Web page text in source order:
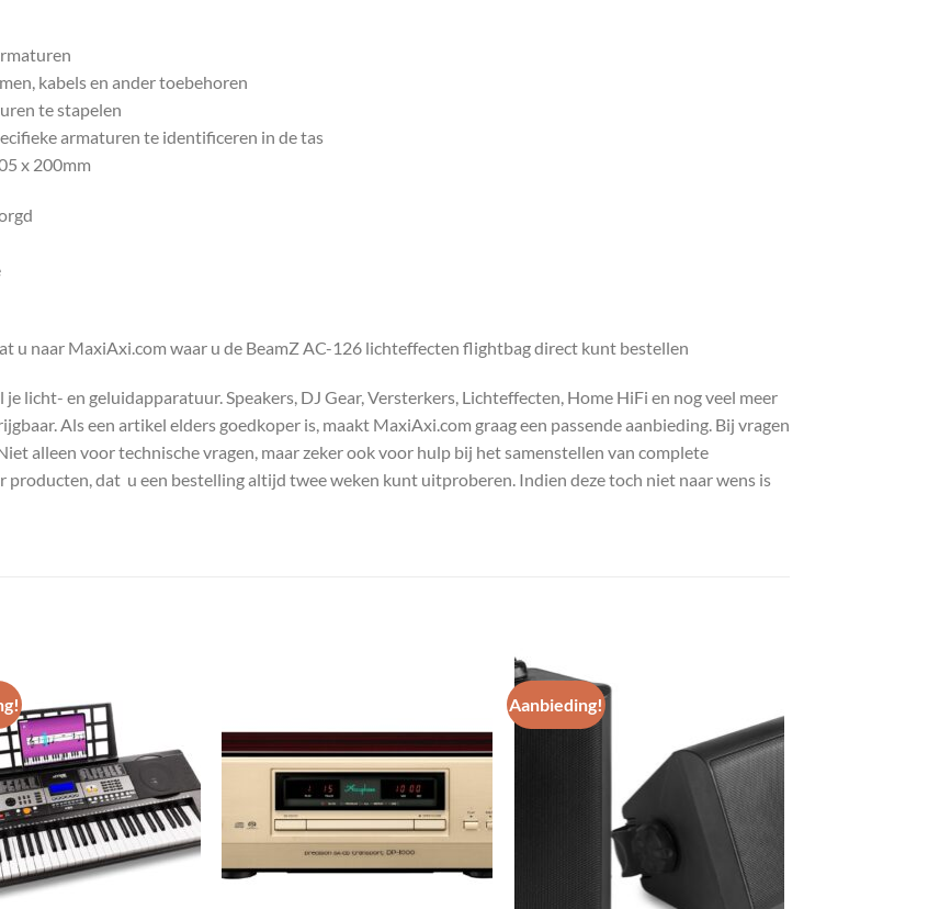
kabels en ander toebehoren
te stapelen
armaturen te identificeren in de tas
x 200mm
u naar MaxiAxi.com waar u de BeamZ AC-126 lichteffecten flightbag direct kunt bestellen
licht- en geluidapparatuur. Speakers, DJ Gear, Versterkers, Lichteffecten, Home HiFi en nog veel meer
Als een artikel elders goedkoper is, maakt MaxiAxi.com graag een passende aanbieding. Bij vragen
alleen voor technische vragen, maar zeker ook voor hulp bij het samenstellen van complete
producten, dat u een bestelling altijd twee weken kunt uitproberen. Indien deze toch niet naar wens is
Toevoegen
aan
wenslijst
Toevoegen
aan
wenslijst
Aanbieding!
Toevoegen
aan
wenslijst